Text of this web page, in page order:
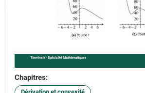
Chapitres: